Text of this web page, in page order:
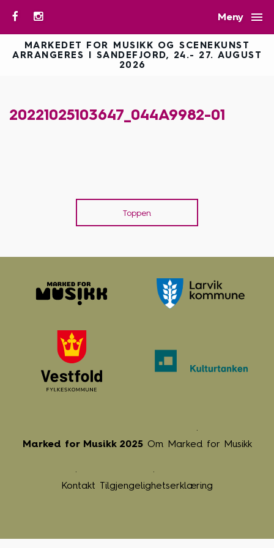
Meny 
MARKEDET FOR MUSIKK OG SCENEKUNST
ARRANGERES I SANDEFJORD, 24.- 27. AUGUST
2026
20221025103647_044A9982-01
Toppen
Marked for Musikk 2025 Om Marked for Musikk
Kontakt Tilgjengelighetserklæring